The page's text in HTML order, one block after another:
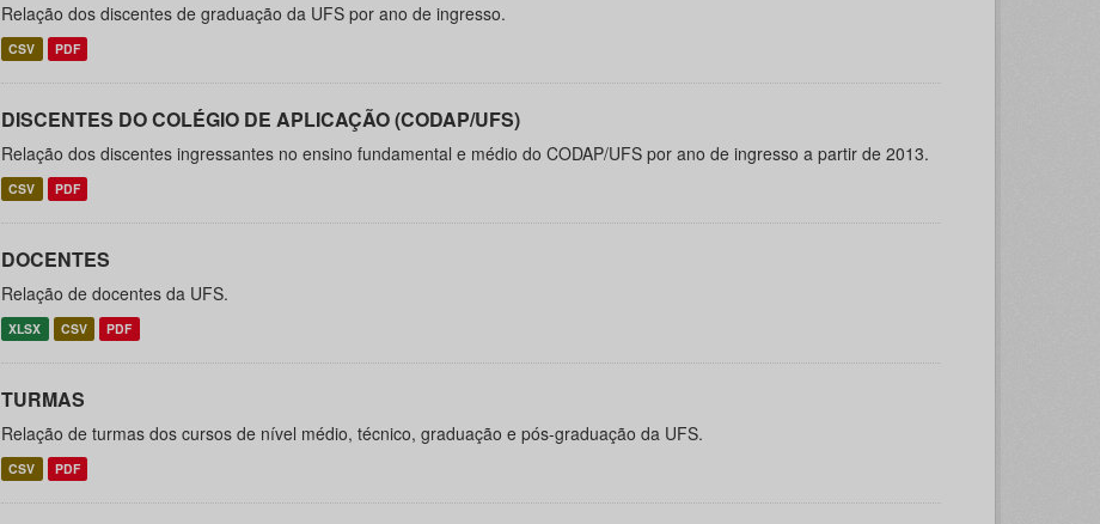
Relação dos discentes de graduação da UFS por ano de ingresso.
CSV PDF
DISCENTES DO COLÉGIO DE APLICAÇÃO (CODAP/UFS)
Relação dos discentes ingressantes no ensino fundamental e médio do CODAP/UFS por ano de ingresso a partir de 2013.
CSV PDF
DOCENTES
Relação de docentes da UFS.
XLSX CSV PDF
TURMAS
Relação de turmas dos cursos de nível médio, técnico, graduação e pós-graduação da UFS.
CSV PDF